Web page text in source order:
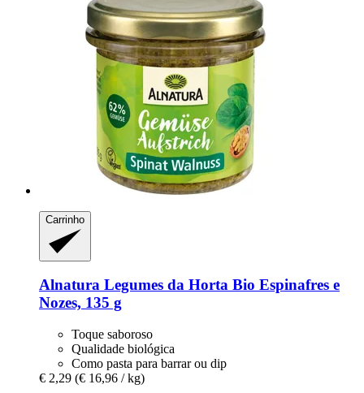
Carrinho
Alnatura Legumes da Horta Bio Espinafres e
Nozes, 135 g
Toque saboroso
Qualidade biológica
Como pasta para barrar ou dip
€ 2,29 (€ 16,96 / kg)